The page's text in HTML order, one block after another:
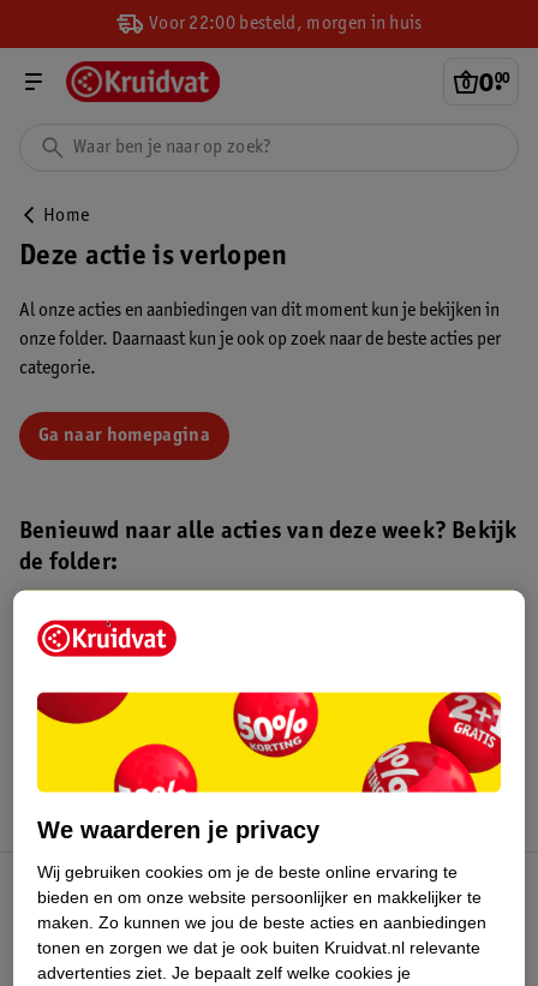
Voor 22:00 besteld, morgen in huis
0.
00
Home
Deze actie is verlopen
Al onze acties en aanbiedingen van dit moment kun je bekijken in
onze folder. Daarnaast kun je ook op zoek naar de beste acties per
categorie.
Ga naar homepagina
Benieuwd naar alle acties van deze week? Bekijk
de folder:
Kruidvat folder
augustus 2026.
Kruidvat Club
Klantenservice
We waarderen je privacy
Wij gebruiken cookies om je de beste online ervaring te
bieden en om onze website persoonlijker en makkelijker te
maken. Zo kunnen we jou de beste acties en aanbiedingen
tonen en zorgen we dat je ook buiten Kruidvat.nl relevante
advertenties ziet. Je bepaalt zelf welke cookies je